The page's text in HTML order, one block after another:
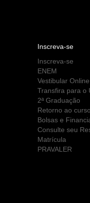
Inscreva-se
Inscreva-se
ENEM
Vestibular Online
Transfira para o
2ª Graduação
Retorno ao curso
Bolsas e
Consulte seu
Matrícula
PRAVALER